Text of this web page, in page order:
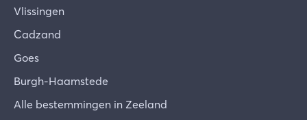
Vlissingen
Cadzand
Goes
Burgh-Haamstede
Alle bestemmingen in Zeeland